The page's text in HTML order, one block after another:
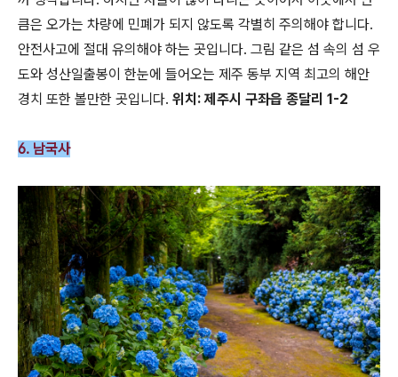
큼은 오가는 차량에 민폐가 되지 않도록 각별히 주의해야 합니다.
안전사고에 절대 유의해야 하는 곳입니다. 그림 같은 섬 속의 섬 우
도와 성산일출봉이 한눈에 들어오는 제주 동부 지역 최고의 해안
경치 또한 볼만한 곳입니다. 위치: 제주시 구좌읍 종달리 1-2
6. 남국사